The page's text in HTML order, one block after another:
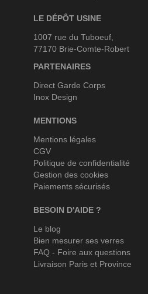
LE DÉPÔT USINE
1007 rue du Tuboeuf,
77170 Brie-Comte-Robert
PARTENAIRES
Direct Garde Corps
Inox Design
MENTIONS
Mentions légales
CGV
Politique de confidentialité
Gestion des cookies
Paiements sécurisés
BESOIN D'AIDE ?
Le blog
Bien mesurer ses verres
FAQ - Foire aux questions
Livraison Paris et Province